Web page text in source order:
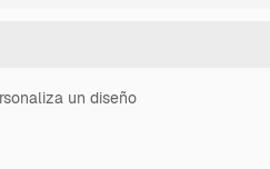
un diseño